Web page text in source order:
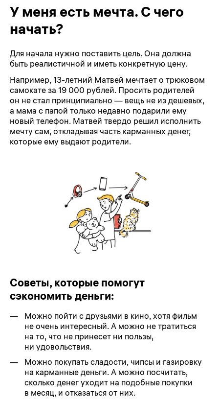
У меня есть мечта. С чего
начать?
Для начала нужно поставить цель. Она должна
быть реалистичной и иметь конкретную цену.
Например, 13-летний Матвей мечтает о трюковом
самокате за 19 000 рублей. Просить родителей
он не стал принципиально — вещь не из дешевых,
а мама с папой только недавно подарили ему
новый телефон. Матвей твердо решил исполнить
мечту сам, откладывая часть карманных денег,
которые ему выдают родители.
Советы, которые помогут
сэкономить деньги:
Можно пойти с друзьями в кино, хотя фильм
не очень интересный. А можно не тратиться
на то, что не принесет ни пользы,
ни удовольствия.
Можно покупать сладости, чипсы и газировку
на карманные деньги. А можно посчитать,
сколько денег уходит на подобные покупки
в месяц, и отказаться от них.